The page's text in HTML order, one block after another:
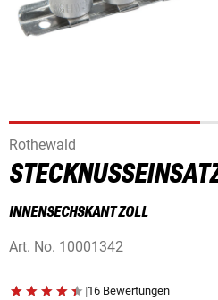
Rothewald
INNENSECHSKANT ZOLL
Art. No. 10001342
|16 Bewertungen